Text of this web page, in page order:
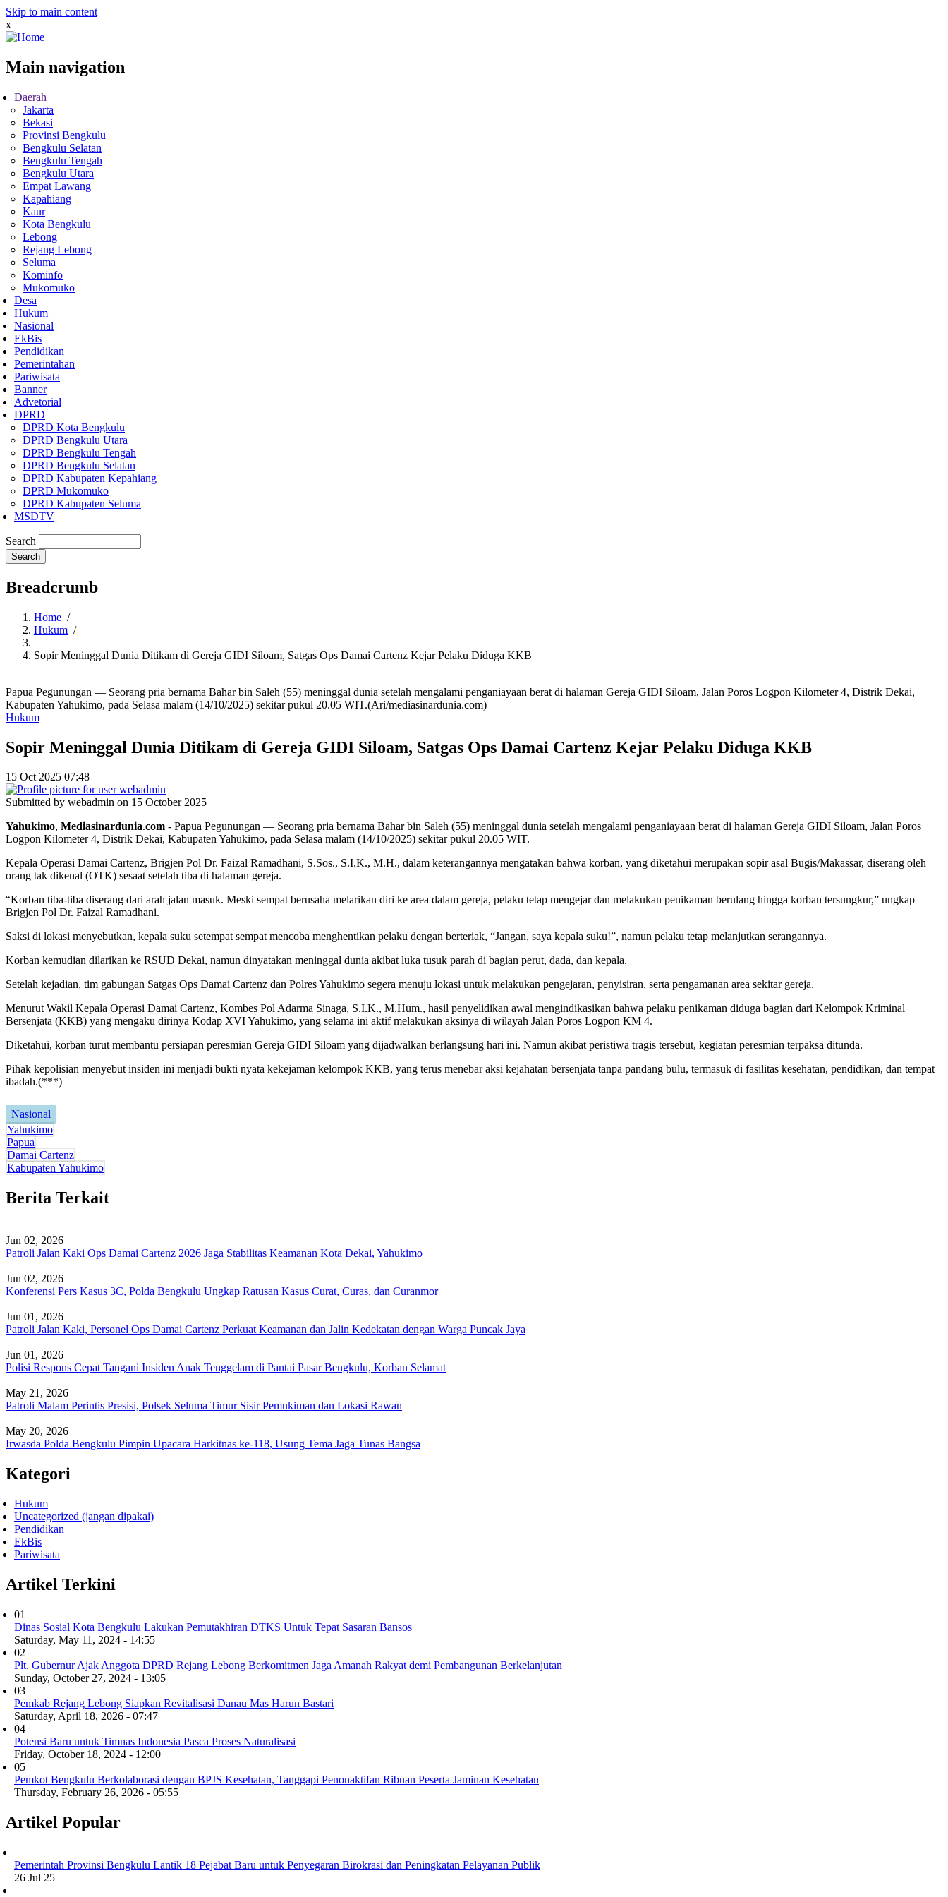
Skip to main content
x
Main navigation
Daerah
Jakarta
Bekasi
Provinsi Bengkulu
Bengkulu Selatan
Bengkulu Tengah
Bengkulu Utara
Empat Lawang
Kapahiang
Kaur
Kota Bengkulu
Lebong
Rejang Lebong
Seluma
Kominfo
Mukomuko
Desa
Hukum
Nasional
EkBis
Pendidikan
Pemerintahan
Pariwisata
Banner
Advetorial
DPRD
DPRD Kota Bengkulu
DPRD Bengkulu Utara
DPRD Bengkulu Tengah
DPRD Bengkulu Selatan
DPRD Kabupaten Kepahiang
DPRD Mukomuko
DPRD Kabupaten Seluma
MSDTV
Search
Breadcrumb
Home /
Hukum /
Sopir Meninggal Dunia Ditikam di Gereja GIDI Siloam, Satgas Ops Damai Cartenz Kejar Pelaku Diduga KKB
Papua Pegunungan — Seorang pria bernama Bahar bin Saleh (55) meninggal dunia setelah mengalami penganiayaan berat di halaman Gereja GIDI Siloam, Jalan Poros Logpon Kilometer 4, Distrik Dekai,
Kabupaten Yahukimo, pada Selasa malam (14/10/2025) sekitar pukul 20.05 WIT.(Ari/mediasinardunia.com)
Hukum
Sopir Meninggal Dunia Ditikam di Gereja GIDI Siloam, Satgas Ops Damai Cartenz Kejar Pelaku Diduga KKB
15 Oct 2025 07:48
Submitted by webadmin on 15 October 2025
Yahukimo, Mediasinardunia.com - Papua Pegunungan — Seorang pria bernama Bahar bin Saleh (55) meninggal dunia setelah mengalami penganiayaan berat di halaman Gereja GIDI Siloam, Jalan Poros
Logpon Kilometer 4, Distrik Dekai, Kabupaten Yahukimo, pada Selasa malam (14/10/2025) sekitar pukul 20.05 WIT.
Kepala Operasi Damai Cartenz, Brigjen Pol Dr. Faizal Ramadhani, S.Sos., S.I.K., M.H., dalam keterangannya mengatakan bahwa korban, yang diketahui merupakan sopir asal Bugis/Makassar, diserang oleh
orang tak dikenal (OTK) sesaat setelah tiba di halaman gereja.
“Korban tiba-tiba diserang dari arah jalan masuk. Meski sempat berusaha melarikan diri ke area dalam gereja, pelaku tetap mengejar dan melakukan penikaman berulang hingga korban tersungkur,” ungkap
Brigjen Pol Dr. Faizal Ramadhani.
Saksi di lokasi menyebutkan, kepala suku setempat sempat mencoba menghentikan pelaku dengan berteriak, “Jangan, saya kepala suku!”, namun pelaku tetap melanjutkan serangannya.
Korban kemudian dilarikan ke RSUD Dekai, namun dinyatakan meninggal dunia akibat luka tusuk parah di bagian perut, dada, dan kepala.
Setelah kejadian, tim gabungan Satgas Ops Damai Cartenz dan Polres Yahukimo segera menuju lokasi untuk melakukan pengejaran, penyisiran, serta pengamanan area sekitar gereja.
Menurut Wakil Kepala Operasi Damai Cartenz, Kombes Pol Adarma Sinaga, S.I.K., M.Hum., hasil penyelidikan awal mengindikasikan bahwa pelaku penikaman diduga bagian dari Kelompok Kriminal
Bersenjata (KKB) yang mengaku dirinya Kodap XVI Yahukimo, yang selama ini aktif melakukan aksinya di wilayah Jalan Poros Logpon KM 4.
Diketahui, korban turut membantu persiapan peresmian Gereja GIDI Siloam yang dijadwalkan berlangsung hari ini. Namun akibat peristiwa tragis tersebut, kegiatan peresmian terpaksa ditunda.
Pihak kepolisian menyebut insiden ini menjadi bukti nyata kekejaman kelompok KKB, yang terus menebar aksi kejahatan bersenjata tanpa pandang bulu, termasuk di fasilitas kesehatan, pendidikan, dan tempat
ibadah.(***)
Nasional
Yahukimo
Papua
Damai Cartenz
Kabupaten Yahukimo
Berita Terkait
Jun 02, 2026
Patroli Jalan Kaki Ops Damai Cartenz 2026 Jaga Stabilitas Keamanan Kota Dekai, Yahukimo
Jun 02, 2026
Konferensi Pers Kasus 3C, Polda Bengkulu Ungkap Ratusan Kasus Curat, Curas, dan Curanmor
Jun 01, 2026
Patroli Jalan Kaki, Personel Ops Damai Cartenz Perkuat Keamanan dan Jalin Kedekatan dengan Warga Puncak Jaya
Jun 01, 2026
Polisi Respons Cepat Tangani Insiden Anak Tenggelam di Pantai Pasar Bengkulu, Korban Selamat
May 21, 2026
Patroli Malam Perintis Presisi, Polsek Seluma Timur Sisir Pemukiman dan Lokasi Rawan
May 20, 2026
Irwasda Polda Bengkulu Pimpin Upacara Harkitnas ke-118, Usung Tema Jaga Tunas Bangsa
Kategori
Hukum
Uncategorized (jangan dipakai)
Pendidikan
EkBis
Pariwisata
Artikel Terkini
01
Dinas Sosial Kota Bengkulu Lakukan Pemutakhiran DTKS Untuk Tepat Sasaran Bansos
Saturday, May 11, 2024 - 14:55
02
Plt. Gubernur Ajak Anggota DPRD Rejang Lebong Berkomitmen Jaga Amanah Rakyat demi Pembangunan Berkelanjutan
Sunday, October 27, 2024 - 13:05
03
Pemkab Rejang Lebong Siapkan Revitalisasi Danau Mas Harun Bastari
Saturday, April 18, 2026 - 07:47
04
Potensi Baru untuk Timnas Indonesia Pasca Proses Naturalisasi
Friday, October 18, 2024 - 12:00
05
Pemkot Bengkulu Berkolaborasi dengan BPJS Kesehatan, Tanggapi Penonaktifan Ribuan Peserta Jaminan Kesehatan
Thursday, February 26, 2026 - 05:55
Artikel Popular
Pemerintah Provinsi Bengkulu Lantik 18 Pejabat Baru untuk Penyegaran Birokrasi dan Peningkatan Pelayanan Publik
26 Jul 25